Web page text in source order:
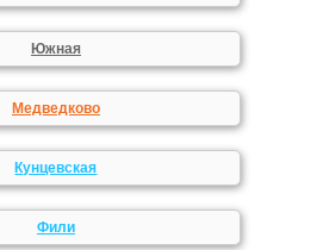
Южная
Медведково
Кунцевская
Фили